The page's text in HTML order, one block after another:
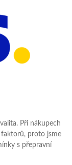
Při nákupech
proto jsme
s přepravní